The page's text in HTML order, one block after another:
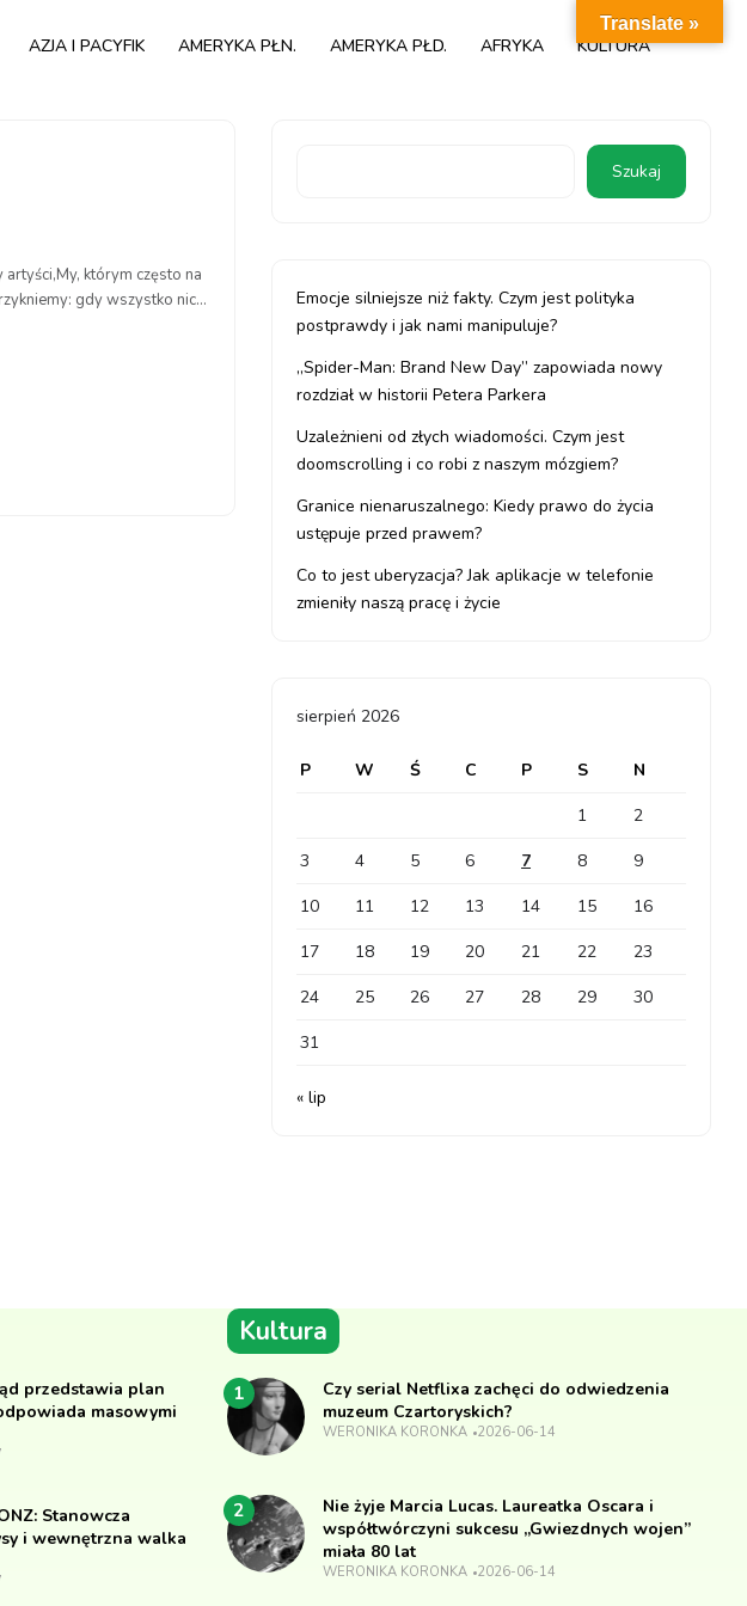
AZJA I PACYFIK AMERYKA PŁN. AMERYKA PŁD. AFRYKA KULTURA
którym często na
gdy wszystko nic
Szukaj
Emocje silniejsze niż fakty. Czym jest polityka
postprawdy i jak nami manipuluje?
„Spider-Man: Brand New Day” zapowiada nowy
rozdział w historii Petera Parkera
Uzależnieni od złych wiadomości. Czym jest
doomscrolling i co robi z naszym mózgiem?
Granice nienaruszalnego: Kiedy prawo do życia
ustępuje przed prawem?
Co to jest uberyzacja? Jak aplikacje w telefonie
zmieniły naszą pracę i życie
sierpień 2026
P W Ś C P S
N
1
2
3
4 5 6 7 8
9
10
11 12 13 14 15
16
17
18 19 20 21 22
23
24
25 26 27 28 29
30
31
« lip
przedstawia plan
masowymi
Stanowcza
i wewnętrzna walka
Kultura
1
Czy serial Netflixa zachęci do odwiedzenia
muzeum Czartoryskich?
WERONIKA KORONKA 2026-06-14
2
Nie żyje Marcia Lucas. Laureatka Oscara i
współtwórczyni sukcesu „Gwiezdnych wojen”
miała 80 lat
WERONIKA KORONKA 2026-06-14
Translate »